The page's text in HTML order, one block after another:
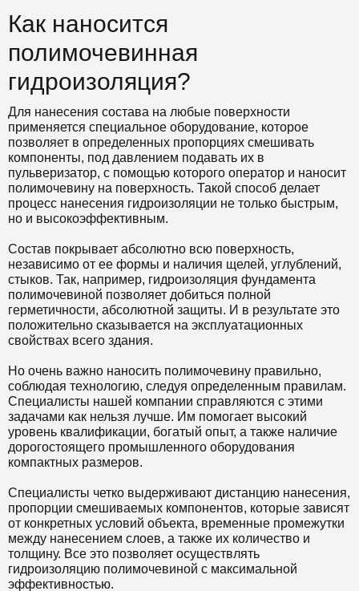
Как наносится
полимочевинная
гидроизоляция?
Для нанесения состава на любые поверхности
применяется специальное оборудование, которое
позволяет в определенных пропорциях смешивать
компоненты, под давлением подавать их в
пульверизатор, с помощью которого оператор и наносит
полимочевину на поверхность. Такой способ делает
процесс нанесения гидроизоляции не только быстрым,
но и высокоэффективным.
Состав покрывает абсолютно всю поверхность,
независимо от ее формы и наличия щелей, углублений,
стыков. Так, например, гидроизоляция фундамента
полимочевиной позволяет добиться полной
герметичности, абсолютной защиты. И в результате это
положительно сказывается на эксплуатационных
свойствах всего здания.
Но очень важно наносить полимочевину правильно,
соблюдая технологию, следуя определенным правилам.
Специалисты нашей компании справляются с этими
задачами как нельзя лучше. Им помогает высокий
уровень квалификации, богатый опыт, а также наличие
дорогостоящего промышленного оборудования
компактных размеров.
Специалисты четко выдерживают дистанцию нанесения,
пропорции смешиваемых компонентов, которые зависят
от конкретных условий объекта, временные промежутки
между нанесением слоев, а также их количество и
толщину. Все это позволяет осуществлять
гидроизоляцию полимочевиной с максимальной
эффективностью.